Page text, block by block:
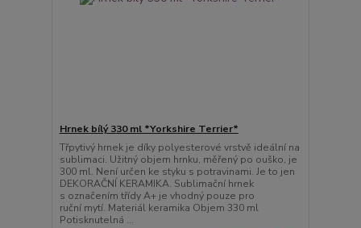
Hrnek bílý 330 ml *Yorkshire Terrier*
Třpytivý hrnek je díky polyesterové vrstvě ideální na
sublimaci. Užitný objem hrnku, měřený po ouško, je
300 ml. Není určen ke styku s potravinami. Je to jen
DEKORAČNÍ KERAMIKA. Sublimační hrnek
s označením třídy A+ je vhodný pouze pro
ruční mytí. Materiál keramika Objem 330 ml
Potisknutelná ...